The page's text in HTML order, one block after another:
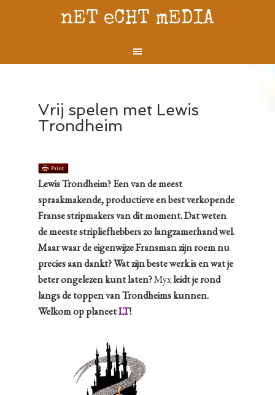
nET eCHT mEDIA
Vrij spelen met Lewis
Trondheim
Lewis Trondheim? Een van de meest
spraakmakende, productieve en best verkopende
Franse stripmakers van dit moment. Dat weten
de meeste stripliefhebbers zo langzamerhand wel.
Maar waar de eigenwijze Fransman zijn roem nu
precies aan dankt? Wat zijn beste werk is en wat je
beter ongelezen kunt laten?Myxleidt je rond
langs de toppen van Trondheims kunnen.
Welkom op planeetLT!